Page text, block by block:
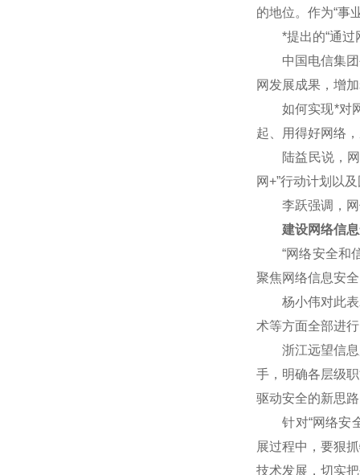
的地位。作为“事
*提出的“通过网
中国电信集团公
网发展成果，增
如何实现*对网
起、用得好网络
陆益民说，网
网+”行动计划以
李跃强调，网
建设网络信息
“网络安全和信
聚焦网络信息安
杨小伟对此表示
术等方面全部进
浙江远望信息股
手，明确各层级
驱动安全的新思
针对“网络安全
展过程中，要狠
技术发展，切实